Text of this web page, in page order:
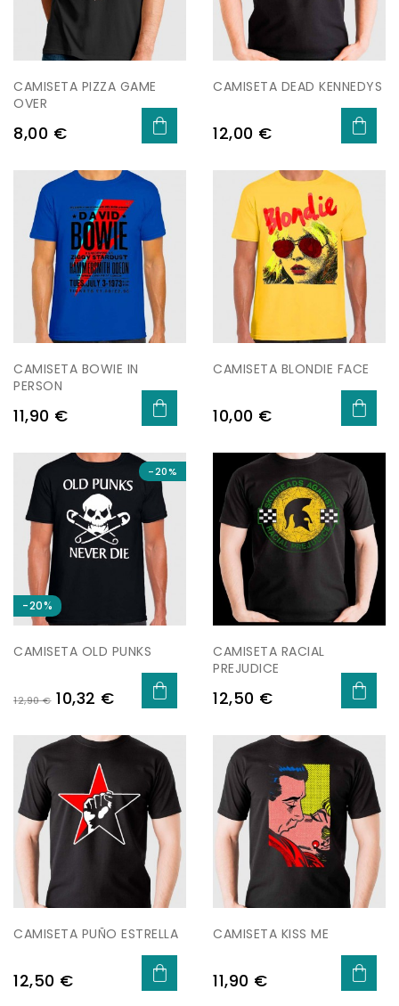
CAMISETA PIZZA GAME
OVER
Precio
8,00 €
CAMISETA DEAD KENNEDYS
Precio
12,00 €
CAMISETA BOWIE IN
PERSON
Precio
11,90 €
CAMISETA BLONDIE FACE
Precio
10,00 €
-20%
-20%
CAMISETA OLD PUNKS
Precio
12,90 € Precio
10,32 €
CAMISETA RACIAL
PREJUDICE
Precio
12,50 €
CAMISETA PUÑO ESTRELLA
Precio
12,50 €
CAMISETA KISS ME
Precio
11,90 €